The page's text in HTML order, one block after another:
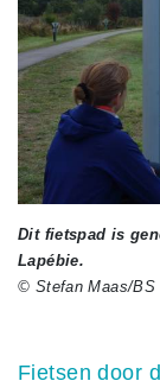
Dit fietspad is
Lapébie.
© Stefan Maas/BS
Fietsen door